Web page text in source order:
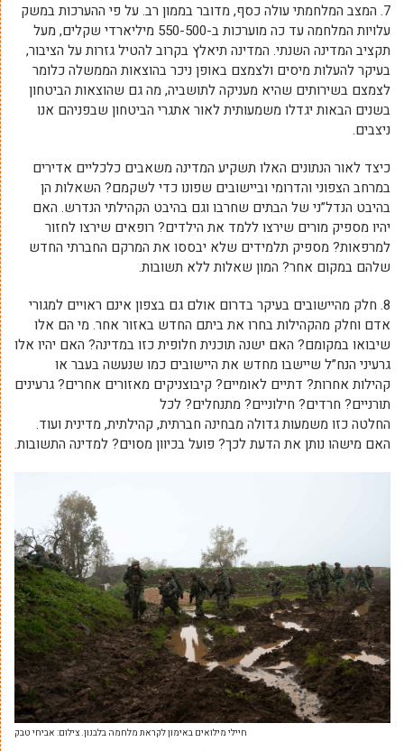
7. המצב המלחמתי עולה כסף, מדובר בממון רב. על פי ההערכות במשק
עלויות המלחמה עד כה מוערכות ב-550-500 מיליארדי שקלים, מעל
תקציב המדינה השנתי. המדינה תיאלץ בקרוב להטיל גזרות על הציבור,
בעיקר להעלות מיסים ולצמצם באופן ניכר בהוצאות הממשלה כלומר
לצמצם בשירותים שהיא מעניקה לתושביה, מה גם שהוצאות הביטחון
בשנים הבאות יגדלו משמעותית לאור אתגרי הביטחון שבפניהם אנו
ניצבים.
כיצד לאור הנתונים האלו תשקיע המדינה משאבים כלכליים אדירים
במרחב הצפוני והדרומי וביישובים שפונו כדי לשקמם? השאלות הן
בהיבט הנדל”ני של הבתים שחרבו וגם בהיבט הקהילתי הנדרש. האם
יהיו מספיק מורים שירצו ללמד את הילדים? רופאים שירצו לחזור
למרפאות? מספיק תלמידים שלא יבססו את המרקם החברתי החדש
שלהם במקום אחר? המון שאלות ללא תשובות.
8. חלק מהיישובים בעיקר בדרום אולם גם בצפון אינם ראויים למגורי
אדם וחלק מהקהילות בחרו את ביתם החדש באזור אחר. מי הם אלו
שיבואו במקומם? האם ישנה תוכנית חלופית כזו במדינה? האם יהיו אלו
גרעיני הנח”ל שיישבו מחדש את היישובים כמו שנעשה בעבר או
קהילות אחרות? דתיים לאומיים? קיבוצניקים מאזורים אחרים? גרעינים
תורניים? חרדים? חילוניים? מתנחלים? לכל
החלטה כזו משמעות גדולה מבחינה חברתית, קהילתית, מדינית ועוד.
האם מישהו נותן את הדעת לכך? פועל בכיוון מסוים? למדינה התשובות.
חיילי מילואים באימון לקראת מלחמה בלבנון. צילום: אביחי טבק